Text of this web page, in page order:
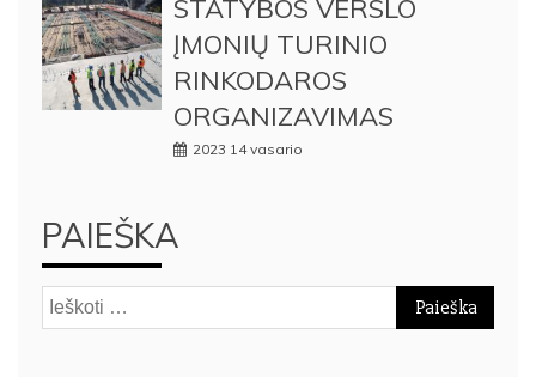
STATYBOS VERSLO
ĮMONIŲ TURINIO
RINKODAROS
ORGANIZAVIMAS
2023 14 vasario
PAIEŠKA
Ieškoti: